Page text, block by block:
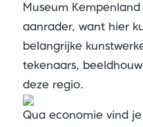
Museum
aanrader, want hier
belangrijke
tekenaars,
deze regio.
Qua economie vind